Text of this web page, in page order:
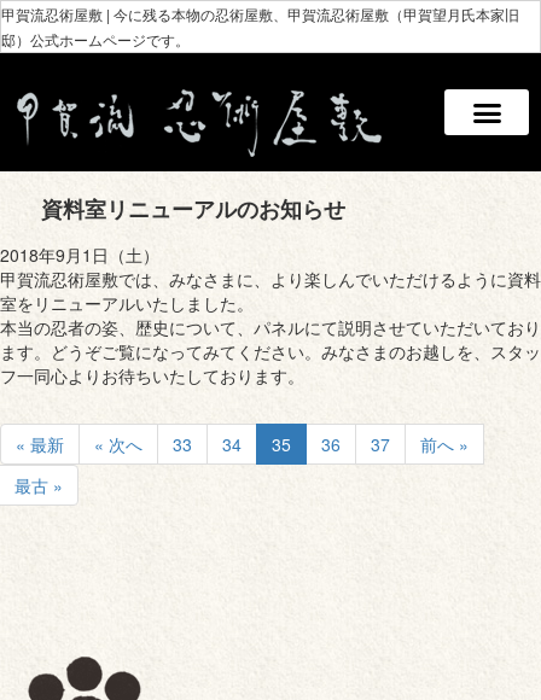
甲賀流忍術屋敷 | 今に残る本物の忍術屋敷、甲賀流忍術屋敷（甲賀望月氏本家旧
邸）公式ホームページです。
資料室リニューアルのお知らせ
2018年9月1日（土）
甲賀流忍術屋敷では、みなさまに、より楽しんでいただけるように資料
室をリニューアルいたしました。
本当の忍者の姿、歴史について、パネルにて説明させていただいており
ます。どうぞご覧になってみてください。みなさまのお越しを、スタッ
フ一同心よりお待ちいたしております。
« 最新 « 次へ 33 34 35 36 37
前へ »
最古 »